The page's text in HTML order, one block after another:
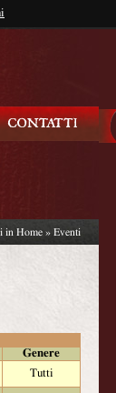
in Home » Eventi
Genere
Tutti